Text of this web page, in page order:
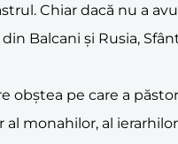
Chiar dacă nu a
Balcani și Rusia,
obștea pe care a
monahilor, al